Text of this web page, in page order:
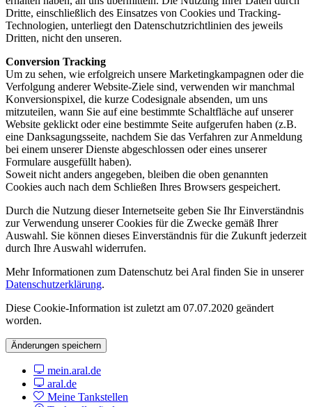
Dritte, einschließlich des Einsatzes von Cookies und Tracking-
Technologien, unterliegt den Datenschutzrichtlinien des jeweils
Dritten, nicht den unseren.
Conversion Tracking
Um zu sehen, wie erfolgreich unsere Marketingkampagnen oder die
Verfolgung anderer Website-Ziele sind, verwenden wir manchmal
Konversionspixel, die kurze Codesignale absenden, um uns
mitzuteilen, wann Sie auf eine bestimmte Schaltfläche auf unserer
Website geklickt oder eine bestimmte Seite aufgerufen haben (z.B.
eine Danksagungsseite, nachdem Sie das Verfahren zur Anmeldung
bei einem unserer Dienste abgeschlossen oder eines unserer
Formulare ausgefüllt haben).
Soweit nicht anders angegeben, bleiben die oben genannten
Cookies auch nach dem Schließen Ihres Browsers gespeichert.
Durch die Nutzung dieser Internetseite geben Sie Ihr Einverständnis
zur Verwendung unserer Cookies für die Zwecke gemäß Ihrer
Auswahl. Sie können dieses Einverständnis für die Zukunft jederzeit
durch Ihre Auswahl widerrufen.
Mehr Informationen zum Datenschutz bei Aral finden Sie in unserer
Datenschutzerklärung.
Diese Cookie-Information ist zuletzt am 07.07.2020 geändert
worden.
Änderungen speichern
mein.aral.de
aral.de
Meine Tankstellen